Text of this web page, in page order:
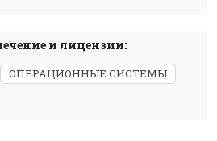
и лицензии:
ОПЕРАЦИОННЫЕ СИСТЕМЫ